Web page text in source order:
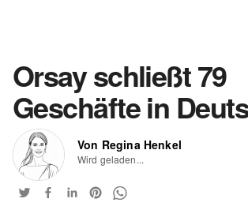
Orsay schließt 79
Geschäfte in
Von Regina Henkel
Wird geladen...